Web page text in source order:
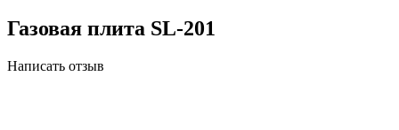
Газовая плита SL-201
Написать отзыв